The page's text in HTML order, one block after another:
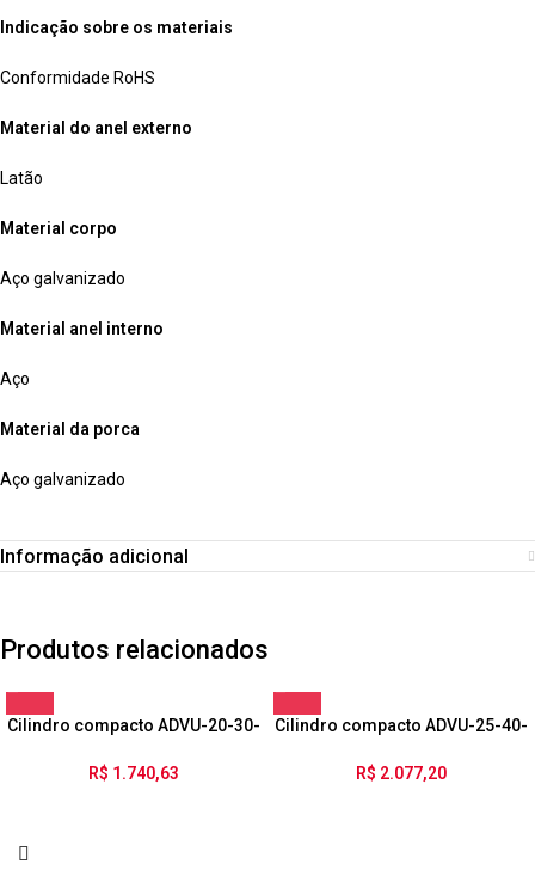
Indicação sobre os materiais
Conformidade RoHS
Material do anel externo
Latão
Material corpo
Aço galvanizado
Material anel interno
Aço
Material da porca
Aço galvanizado
Informação adicional
Produtos relacionados
Cilindro compacto ADVU-20-30-
R$ 1.740,63
Cilindro compacto ADVU-25-40-
R$ 2.077,20